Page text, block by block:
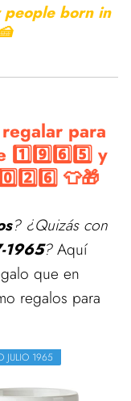
born in
para
y
👕🎁
? ¿Quizás con
1965?Aquí
que en
regalos para
JULIO 1965